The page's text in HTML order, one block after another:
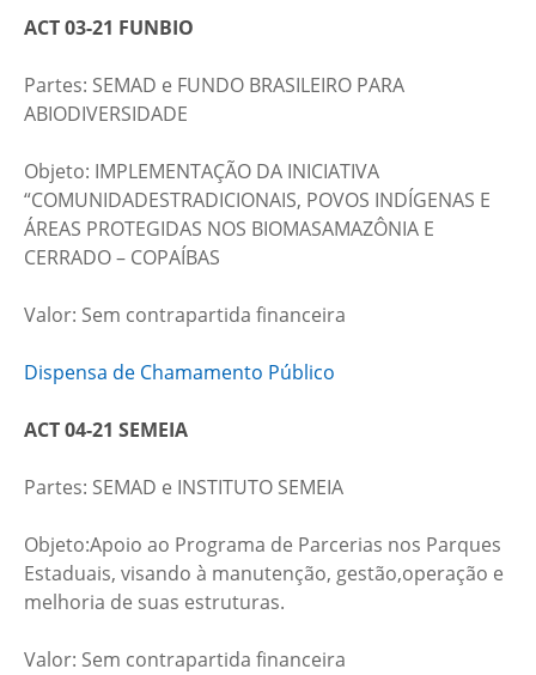
ACT 03-21 FUNBIO
Partes: SEMAD e FUNDO BRASILEIRO PARA
ABIODIVERSIDADE
​Objeto: IMPLEMENTAÇÃO DA INICIATIVA
“COMUNIDADESTRADICIONAIS, POVOS INDÍGENAS E
ÁREAS PROTEGIDAS NOS BIOMASAMAZÔNIA E
CERRADO – COPAÍBAS​
​​Valor: Sem contrapartida financeira
Dispensa de Chamamento Público
ACT 04-21 SEMEIA
Partes: SEMAD e INSTITUTO SEMEIA​
​Objeto:Apoio ao Programa de Parcerias nos Parques
Estaduais, visando à manutenção, gestão,operação e
melhoria de suas estruturas.​
​​Valor: Sem contrapartida financeira